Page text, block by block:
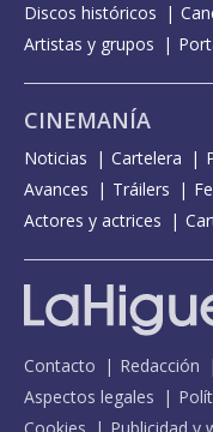
Discos históricos
Artistas y grupos
CINEMANÍA
Noticias Cartelera
Avances
Tráilers
Actores y actrices
Contacto Redacción
Aspectos legales